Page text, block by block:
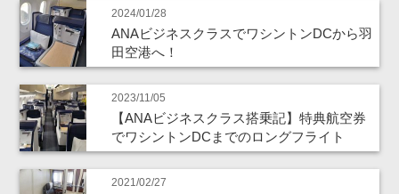
2024/01/28
ANAビジネスクラスでワシントンDCから羽
田空港へ！
2023/11/05
【ANAビジネスクラス搭乗記】特典航空券
でワシントンDCまでのロングフライト
2021/02/27